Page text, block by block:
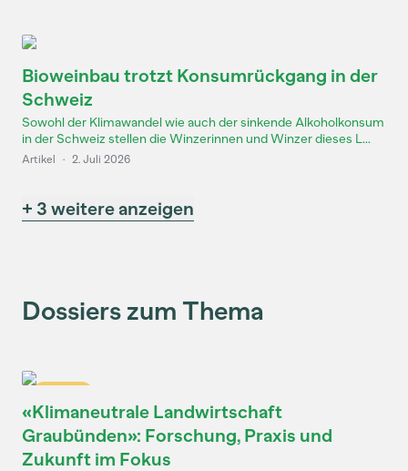
Bioweinbau trotzt Konsumrückgang in der
Schweiz
Sowohl der Klimawandel wie auch der sinkende Alkoholkonsum
in der Schweiz stellen die Winzerinnen und Winzer dieses L...
Artikel · 2. Juli 2026
+ 3 weitere anzeigen
Dossiers zum Thema
«Klimaneutrale Landwirtschaft
Graubünden»: Forschung, Praxis und
Zukunft im Fokus